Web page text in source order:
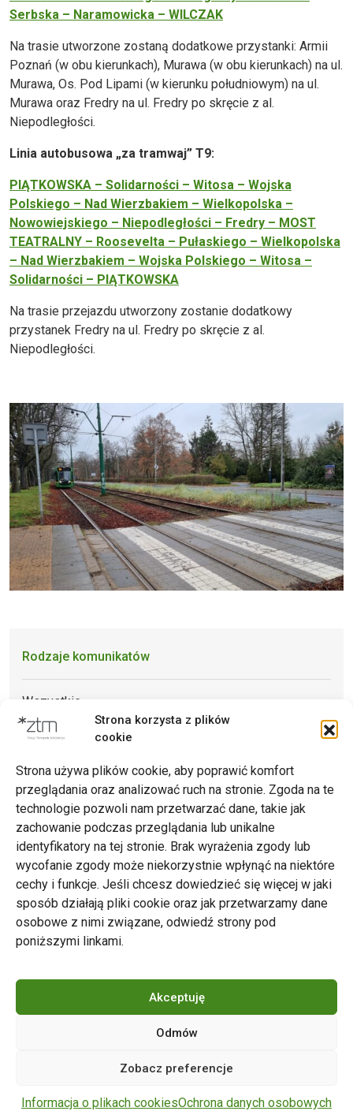
Strona korzysta z plików
cookie
Strona używa plików cookie, aby poprawić komfort
przeglądania oraz analizować ruch na stronie. Zgoda na te
technologie pozwoli nam przetwarzać dane, takie jak
zachowanie podczas przeglądania lub unikalne
identyfikatory na tej stronie. Brak wyrażenia zgody lub
wycofanie zgody może niekorzystnie wpłynąć na niektóre
cechy i funkcje. Jeśli chcesz dowiedzieć się więcej w jaki
sposób działają pliki cookie oraz jak przetwarzamy dane
osobowe z nimi związane, odwiedź strony pod
poniższymi linkami.
Akceptuję
Odmów
Zobacz preferencje
Informacja o plikach cookiesOchrona danych osobowych
Rodzaje komunikatów
Wszystkie
Archiwum
Serbska – Naramowicka – WILCZAK
Na trasie utworzone zostaną dodatkowe przystanki: Armii
Poznań (w obu kierunkach), Murawa (w obu kierunkach) na ul.
Murawa, Os. Pod Lipami (w kierunku południowym) na ul.
Murawa oraz Fredry na ul. Fredry po skręcie z al.
Niepodległości.
Linia autobusowa „za tramwaj” T9:
PIĄTKOWSKA – Solidarności – Witosa – Wojska
Polskiego – Nad Wierzbakiem – Wielkopolska –
Nowowiejskiego – Niepodległości – Fredry – MOST
TEATRALNY – Roosevelta – Pułaskiego – Wielkopolska
– Nad Wierzbakiem – Wojska Polskiego – Witosa –
Solidarności – PIĄTKOWSKA
Na trasie przejazdu utworzony zostanie dodatkowy
przystanek Fredry na ul. Fredry po skręcie z al.
Niepodległości.
Zarząd Transportu Miejskiego w Poznaniu
Napisz do nas
tel. 61 646 33 44
ul. Matejki 59, 60-770 Poznań
zastrzeżone.